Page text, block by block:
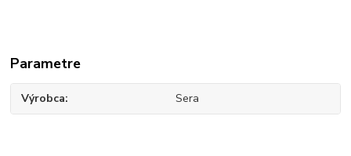
Parametre
Výrobca Sera